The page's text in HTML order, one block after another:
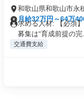
和歌山県和歌山市永
月給32万円～64万
求める人材: 【必須
募集は“育成前提の完...
交通費支給